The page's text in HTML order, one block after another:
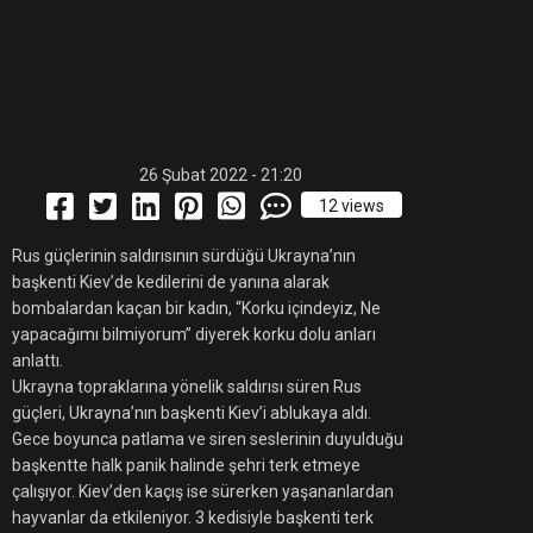
26 Şubat 2022 - 21:20
12 views
Rus güçlerinin saldırısının sürdüğü Ukrayna’nın
başkenti Kiev’de kedilerini de yanına alarak
bombalardan kaçan bir kadın, “Korku içindeyiz, Ne
yapacağımı bilmiyorum” diyerek korku dolu anları
anlattı.
Ukrayna topraklarına yönelik saldırısı süren Rus
güçleri, Ukrayna’nın başkenti Kiev’i ablukaya aldı.
Gece boyunca patlama ve siren seslerinin duyulduğu
başkentte halk panik halinde şehri terk etmeye
çalışıyor. Kiev’den kaçış ise sürerken yaşananlardan
hayvanlar da etkileniyor. 3 kedisiyle başkenti terk